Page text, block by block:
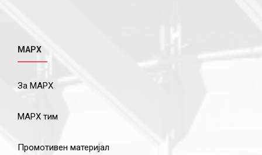
МАРХ
За МАРХ
МАРХ тим
Промотивен материјал